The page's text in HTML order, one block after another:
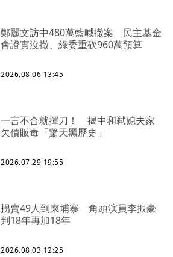
鄭麗文訪中480萬藍喊撤案 民主基金
會證實沒撤、綠委重砍960萬預算
2026.08.06 13:45
一言不合就揮刀！ 揭中和弒媳夫家
欠債販毒「驚天黑歷史」
2026.07.29 19:55
拐賣49人到柬埔寨 角頭演員李振豪
判18年再加18年
2026.08.03 12:25